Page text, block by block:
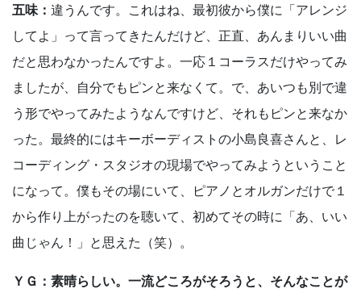
五味： 違うんです。これはね、最初彼から僕に「アレンジ
してよ」って言ってきたんだけど、正直、あんまりいい曲
だと思わなかったんですよ。一応１コーラスだけやってみ
ましたが、自分でもピンと来なくて。で、あいつも別で違
う形でやってみたようなんですけど、それもピンと来なか
った。最終的にはキーボーディストの小島良喜さんと、レ
コーディング・スタジオの現場でやってみようということ
になって。僕もその場にいて、ピアノとオルガンだけで１
から作り上がったのを聴いて、初めてその時に「あ、いい
曲じゃん！」と思えた（笑）。
ＹＧ：素晴らしい。一流どころがそろうと、そんなことが